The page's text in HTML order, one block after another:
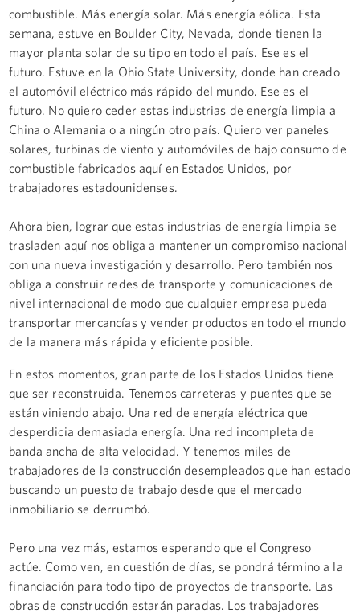
combustible. Más energía solar. Más energía eólica. Esta
semana, estuve en Boulder City, Nevada, donde tienen la
mayor planta solar de su tipo en todo el país. Ese es el
futuro. Estuve en la Ohio State University, donde han creado
el automóvil eléctrico más rápido del mundo. Ese es el
futuro. No quiero ceder estas industrias de energía limpia a
China o Alemania o a ningún otro país. Quiero ver paneles
solares, turbinas de viento y automóviles de bajo consumo de
combustible fabricados aquí en Estados Unidos, por
trabajadores estadounidenses.
Ahora bien, lograr que estas industrias de energía limpia se
trasladen aquí nos obliga a mantener un compromiso nacional
con una nueva investigación y desarrollo. Pero también nos
obliga a construir redes de transporte y comunicaciones de
nivel internacional de modo que cualquier empresa pueda
transportar mercancías y vender productos en todo el mundo
de la manera más rápida y eficiente posible.
En estos momentos, gran parte de los Estados Unidos tiene
que ser reconstruida. Tenemos carreteras y puentes que se
están viniendo abajo. Una red de energía eléctrica que
desperdicia demasiada energía. Una red incompleta de
banda ancha de alta velocidad. Y tenemos miles de
trabajadores de la construcción desempleados que han estado
buscando un puesto de trabajo desde que el mercado
inmobiliario se derrumbó.
Pero una vez más, estamos esperando que el Congreso
actúe. Como ven, en cuestión de días, se pondrá término a la
financiación para todo tipo de proyectos de transporte. Las
obras de construcción estarán paradas. Los trabajadores